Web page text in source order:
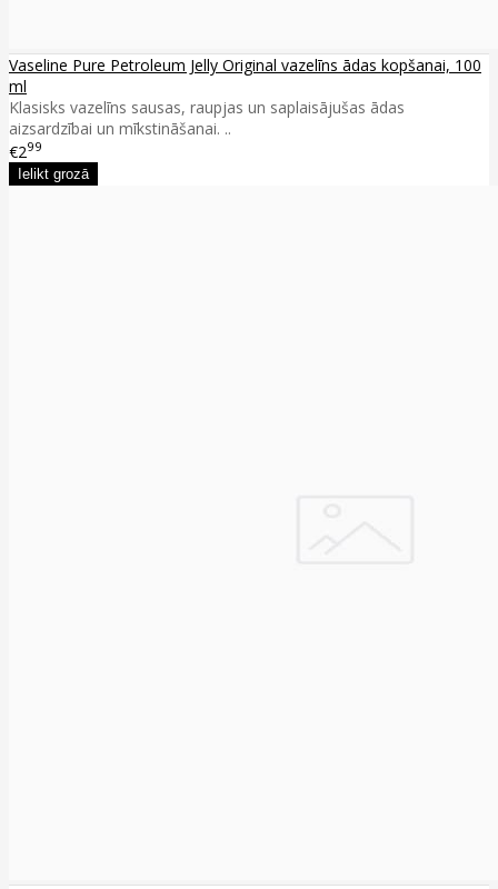
Vaseline Pure Petroleum Jelly Original vazelīns ādas kopšanai, 100
ml
Klasisks vazelīns sausas, raupjas un saplaisājušas ādas
aizsardzībai un mīkstināšanai. ..
€299